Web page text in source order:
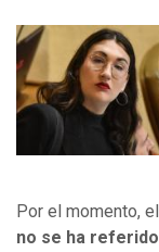
Por el momento,
no se ha referido